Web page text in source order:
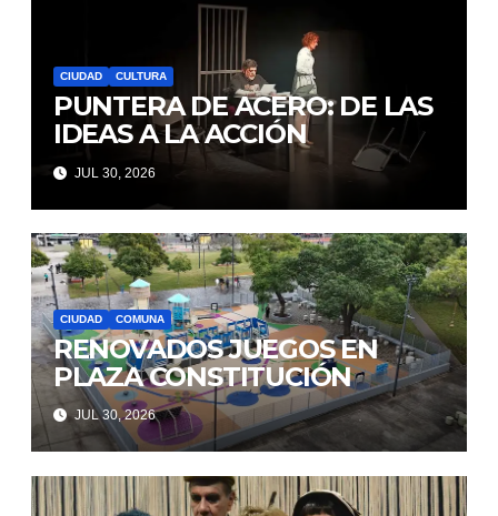
CIUDAD CULTURA
PUNTERA DE ACERO: DE LAS
IDEAS A LA ACCIÓN
JUL 30, 2026
CIUDAD COMUNA
RENOVADOS JUEGOS EN
PLAZA CONSTITUCIÓN
JUL 30, 2026